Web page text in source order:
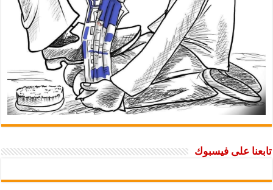
تابعنا على فيسبوك